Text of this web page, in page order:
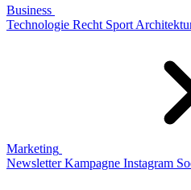
Business
Technologie Recht Sport
Marketing
Newsletter Kampagne Instagram